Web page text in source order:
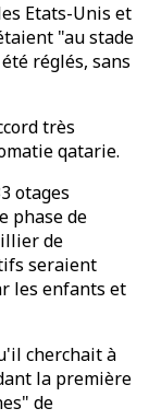
Etats-Unis et
"au stade
réglés, sans
très
qatarie.
otages
phase de
de
seraient
les enfants et
cherchait à
la première
de